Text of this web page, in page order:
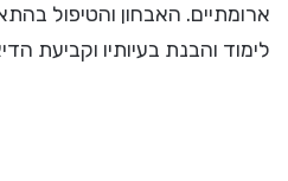
ארומתיים. האבחון והטיפול
לימוד והבנת בעיותיו וקביעת